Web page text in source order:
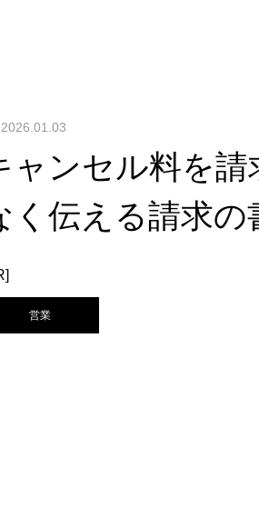
2026.01.03
ャンセル料を
く伝える請求の
営業